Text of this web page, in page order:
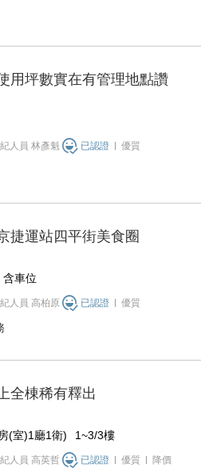
用坪數實在有管理地點讚
人員 林彥魁 已認證 優質
捷運站四平街美食圈
含車位
人員 高柏原 已認證 優質
全棟稀有釋出
(室)1廳1衛) 1~3/3樓
人員 高英哲 已認證 優質 降價